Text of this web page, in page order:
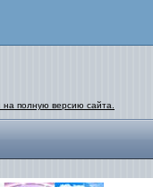
на полную версию сайта.